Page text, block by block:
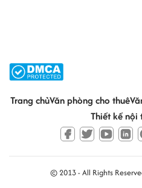
Trang chủVăn phòng cho thuê
Thiết kế nội
© 2013 - All Rights